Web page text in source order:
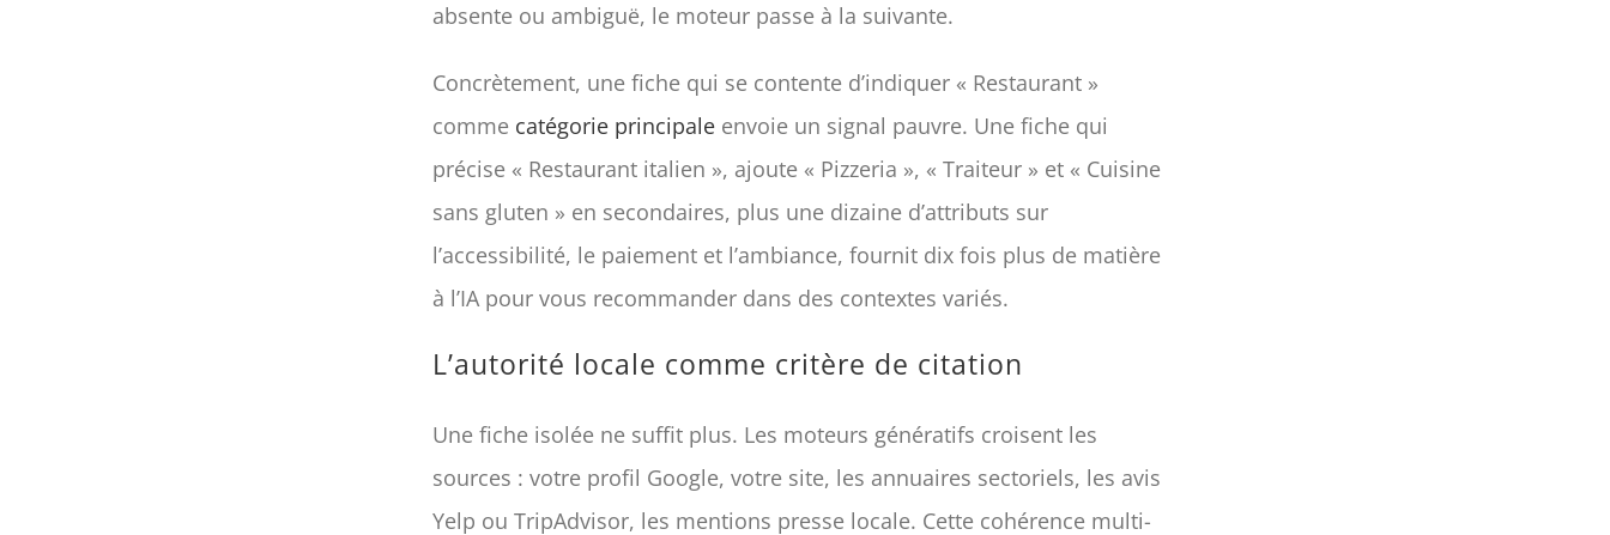
absente ou ambiguë, le moteur passe à la suivante.
Concrètement, une fiche qui se contente d’indiquer « Restaurant »
comme catégorie principale envoie un signal pauvre. Une fiche qui
précise « Restaurant italien », ajoute « Pizzeria », « Traiteur » et « Cuisine
sans gluten » en secondaires, plus une dizaine d’attributs sur
l’accessibilité, le paiement et l’ambiance, fournit dix fois plus de matière
à l’IA pour vous recommander dans des contextes variés.
L’autorité locale comme critère de citation
Une fiche isolée ne suffit plus. Les moteurs génératifs croisent les
sources : votre profil Google, votre site, les annuaires sectoriels, les avis
Yelp ou TripAdvisor, les mentions presse locale. Cette cohérence multi-